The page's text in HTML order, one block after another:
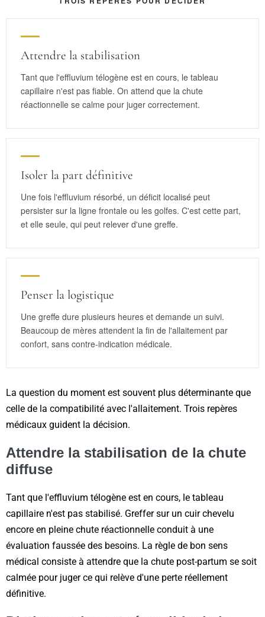
Attendre la stabilisation
Tant que l'effluvium télogène est en cours, le tableau
capillaire n'est pas fiable. On attend que la chute
réactionnelle se calme pour juger correctement.
Isoler la part définitive
Une fois l'effluvium résorbé, un déficit localisé peut
persister sur la ligne frontale ou les golfes. C'est cette part,
et elle seule, qui peut relever d'une greffe.
Penser la logistique
Une greffe dure plusieurs heures et demande un suivi.
Beaucoup de mères attendent la fin de l'allaitement par
confort, sans contre-indication médicale.
La question du moment est souvent plus déterminante que
celle de la compatibilité avec l'allaitement. Trois repères
médicaux guident la décision.
Attendre la stabilisation de la chute
diffuse
Tant que l'effluvium télogène est en cours, le tableau
capillaire n'est pas stabilisé. Greffer sur un cuir chevelu
encore en pleine chute réactionnelle conduit à une
évaluation faussée des besoins. La règle de bon sens
médical consiste à attendre que la chute post-partum se soit
calmée pour juger ce qui relève d'une perte réellement
définitive.